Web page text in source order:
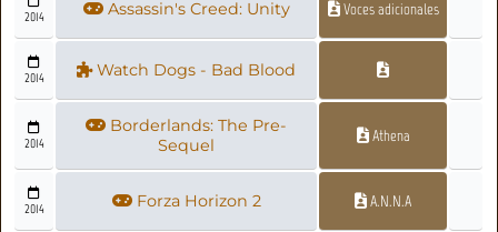
2014 Assassin's Creed: Unity Voces adicionales
2014 Watch Dogs - Bad Blood
2014
Borderlands: The Pre-
Sequel
Athena
2014 Forza Horizon 2 A.N.N.A